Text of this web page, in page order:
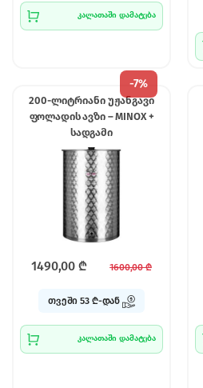
კალათაში დამატება
-7%
200-ლიტრიანი უჟანგავი
ფოლადის ავზი – MINOX +
სადგამი
1490,00 ₾ 1600,00₾
თვეში 53 ₾-დან
კალათაში დამატება